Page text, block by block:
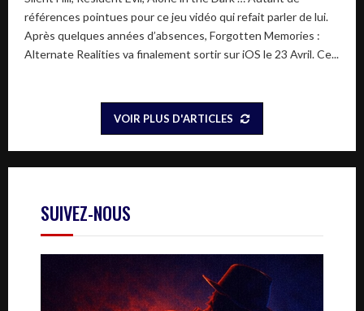
références pointues pour ce jeu vidéo qui refait parler de lui.
Après quelques années d’absences, Forgotten Memories :
Alternate Realities va finalement sortir sur iOS le 23 Avril. Ce...
VOIR PLUS D'ARTICLES
SUIVEZ-NOUS